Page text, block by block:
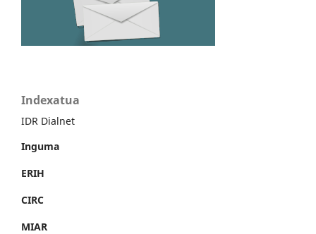
Indexatua
IDR Dialnet
Inguma
ERIH
CIRC
MIAR